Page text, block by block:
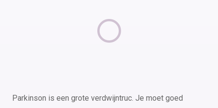
Parkinson is een grote verdwijntruc. Je moet goed